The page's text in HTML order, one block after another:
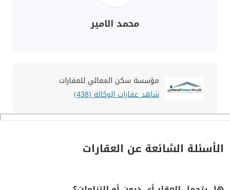
محمد الامير
مؤسسة سكن المعالي للعقارات
شاهد عقارات الوكالة (438)
الأسئلة الشائعة عن العقارات